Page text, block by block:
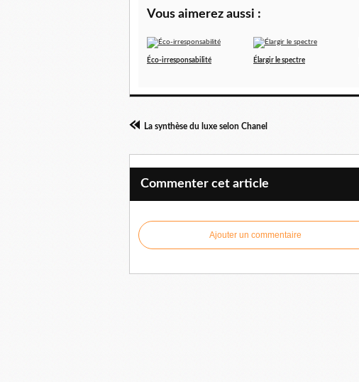
Vous aimerez aussi :
Éco-irresponsabilité Élargir le spectre
La synthèse du luxe selon Chanel
Commenter cet article
Ajouter un commentaire